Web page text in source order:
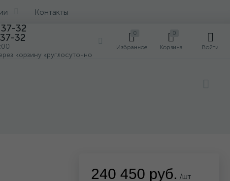
Контакты
32
32
корзину круглосуточно
0
Избранное
0
Корзина Войти
240 450 руб. /шт